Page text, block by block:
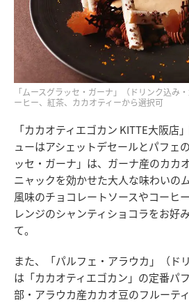
「ムースグラッセ・ガーナ」（ドリンク込
ーヒー、紅茶、カカオティーから選択可
「カカオティエゴカン KITTE大阪店
ューはアシェットデセールとパフェ
ッセ・ガーナ」は、ガーナ産のカカ
ニャックを効かせた大人な味わいの
風味のチョコレートソースやコーヒ
レンジのシャンティショコラをお好
て。
また、「パルフェ・アラウカ」（ド
は「カカオティエゴカン」の定番パ
部・アラウカ産カカオ豆のフルーテ